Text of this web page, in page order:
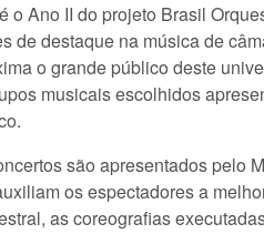
o Ano II do projeto Brasil
de destaque na música de
o grande público deste
musicais escolhidos
são apresentados pelo
os espectadores a
as coreografias